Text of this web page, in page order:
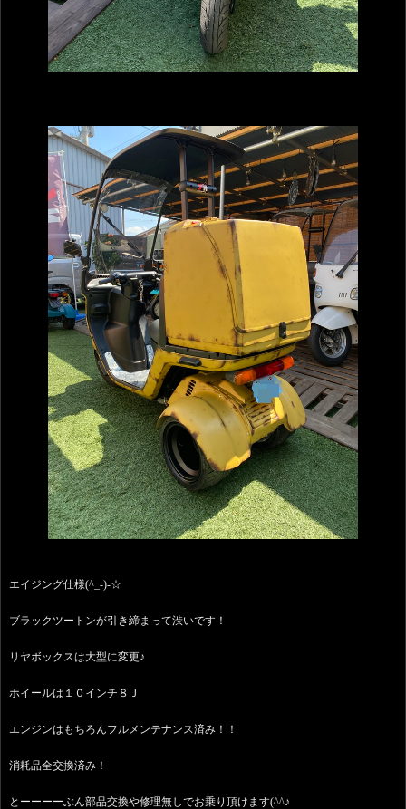
エイジング仕様(^_-)-☆
ブラックツートンが引き締まって渋いです！
リヤボックスは大型に変更♪
ホイールは１０インチ８Ｊ
エンジンはもちろんフルメンテナンス済み！！
消耗品全交換済み！
とーーーーぶん部品交換や修理無しでお乗り頂けます(^^♪